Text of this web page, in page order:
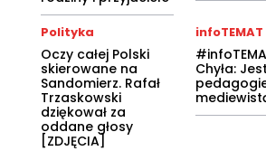
Polityka
Oczy całej Polski
skierowane na
Sandomierz. Rafał
Trzaskowski
dziękował za
oddane głosy
[ZDJĘCIA]
infoTEMAT
Chyła: